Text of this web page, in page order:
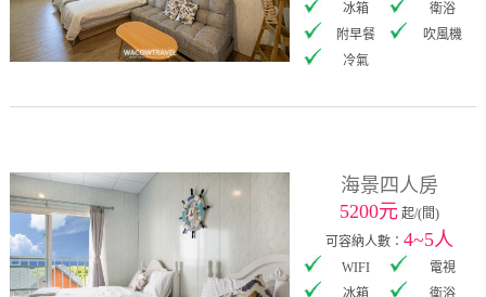
冰箱
衛浴
附早餐
吹風機
冷氣
海景四人房
5200元 起/(間)
可容納人數：4~5人
WIFI
電視
冰箱
衛浴